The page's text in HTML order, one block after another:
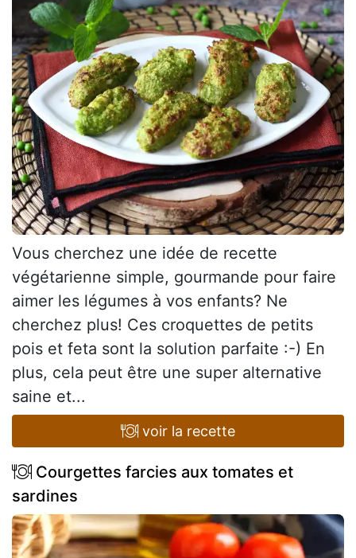
Vous cherchez une idée de recette
végétarienne simple, gourmande pour faire
aimer les légumes à vos enfants? Ne
cherchez plus! Ces croquettes de petits
pois et feta sont la solution parfaite :-) En
plus, cela peut être une super alternative
saine et...
voir la recette
Courgettes farcies aux tomates et
sardines